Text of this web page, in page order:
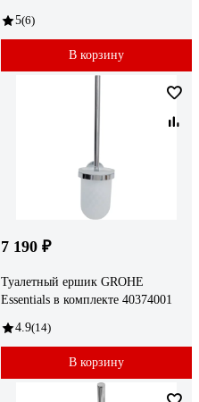
5(6)
В корзину
7 190 ₽
Туалетный ершик GROHE
Essentials в комплекте 40374001
4.9(14)
В корзину